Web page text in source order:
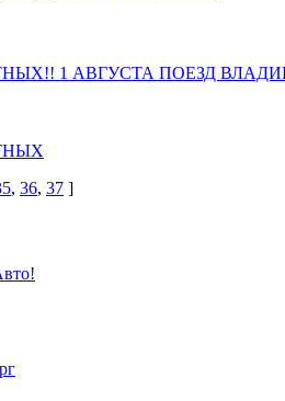
1 АВГУСТА ПОЕЗД
, 36, 37 ]